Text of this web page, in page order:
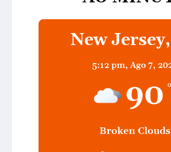
New
5:12 pm, Ago 7,
90
Broken Clouds